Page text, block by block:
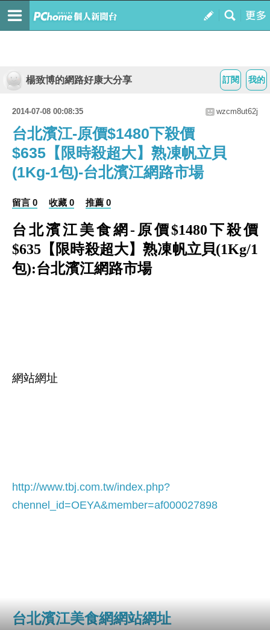
我的
訂閱
楊致博的網路好康大分享
2014-07-08 00:08:35 wzcm8ut62j
台北濱江-原價$1480下殺價
$635【限時殺超大】熟凍帆立貝
(1Kg-1包)-台北濱江網路市場
留言 0 收藏 0 推薦 0
台北濱江美食網-原價$1480下殺價
$635【限時殺超大】熟凍帆立貝(1Kg/1
包):台北濱江網路市場
網站網址
http://www.tbj.com.tw/index.php?
chennel_id=OEYA&member=af000027898
台北濱江美食網網站網址